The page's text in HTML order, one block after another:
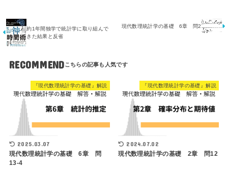
約1年間独学で統計学に取り組んで
きた結果と反省
現代数理統計学の基礎 6章 問2
RECOMMEND
『現代数理統計学の基礎』解説
2025.03.07
現代数理統計学の基礎 6章 問
13-4
『現代数理統計学の基礎』解説
2024.07.02
現代数理統計学の基礎 2章 問12